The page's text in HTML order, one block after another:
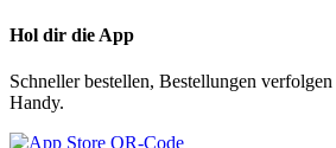
Hol dir die App
Schneller bestellen, Bestellungen
Handy.